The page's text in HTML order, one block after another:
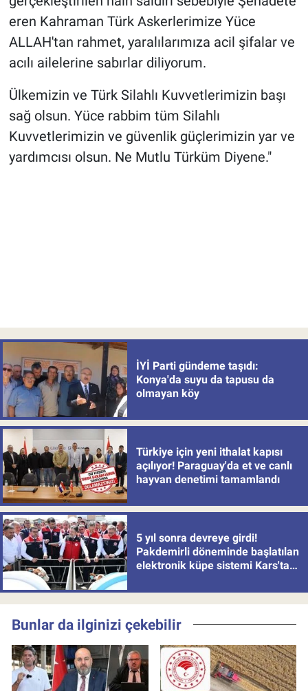
eren Kahraman Türk Askerlerimize Yüce
ALLAH'tan rahmet, yaralılarımıza acil şifalar ve
acılı ailelerine sabırlar diliyorum.
Ülkemizin ve Türk Silahlı Kuvvetlerimizin başı
sağ olsun. Yüce rabbim tüm Silahlı
Kuvvetlerimizin ve güvenlik güçlerimizin yar ve
yardımcısı olsun. Ne Mutlu Türküm Diyene."
İYİ Parti gündeme taşıdı:
Konya'da suyu da tapusu da
olmayan köy
Türkiye için yeni ithalat kapısı
açılıyor! Paraguay'da et ve canlı
hayvan denetimi tamamlandı
5 yıl sonra devreye girdi!
Pakdemirli döneminde başlatılan
elektronik küpe sistemi Kars'tan
Bunlar da ilginizi çekebilir